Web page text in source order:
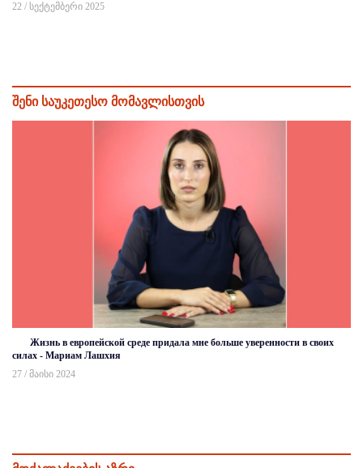
22 / სექტემბერი 2025
შენი საუკეთესო მომავლისთვის
Жизнь в европейской среде придала мне больше уверенности в своих
силах - Мариам Лашхия
27 / მაისი 2024